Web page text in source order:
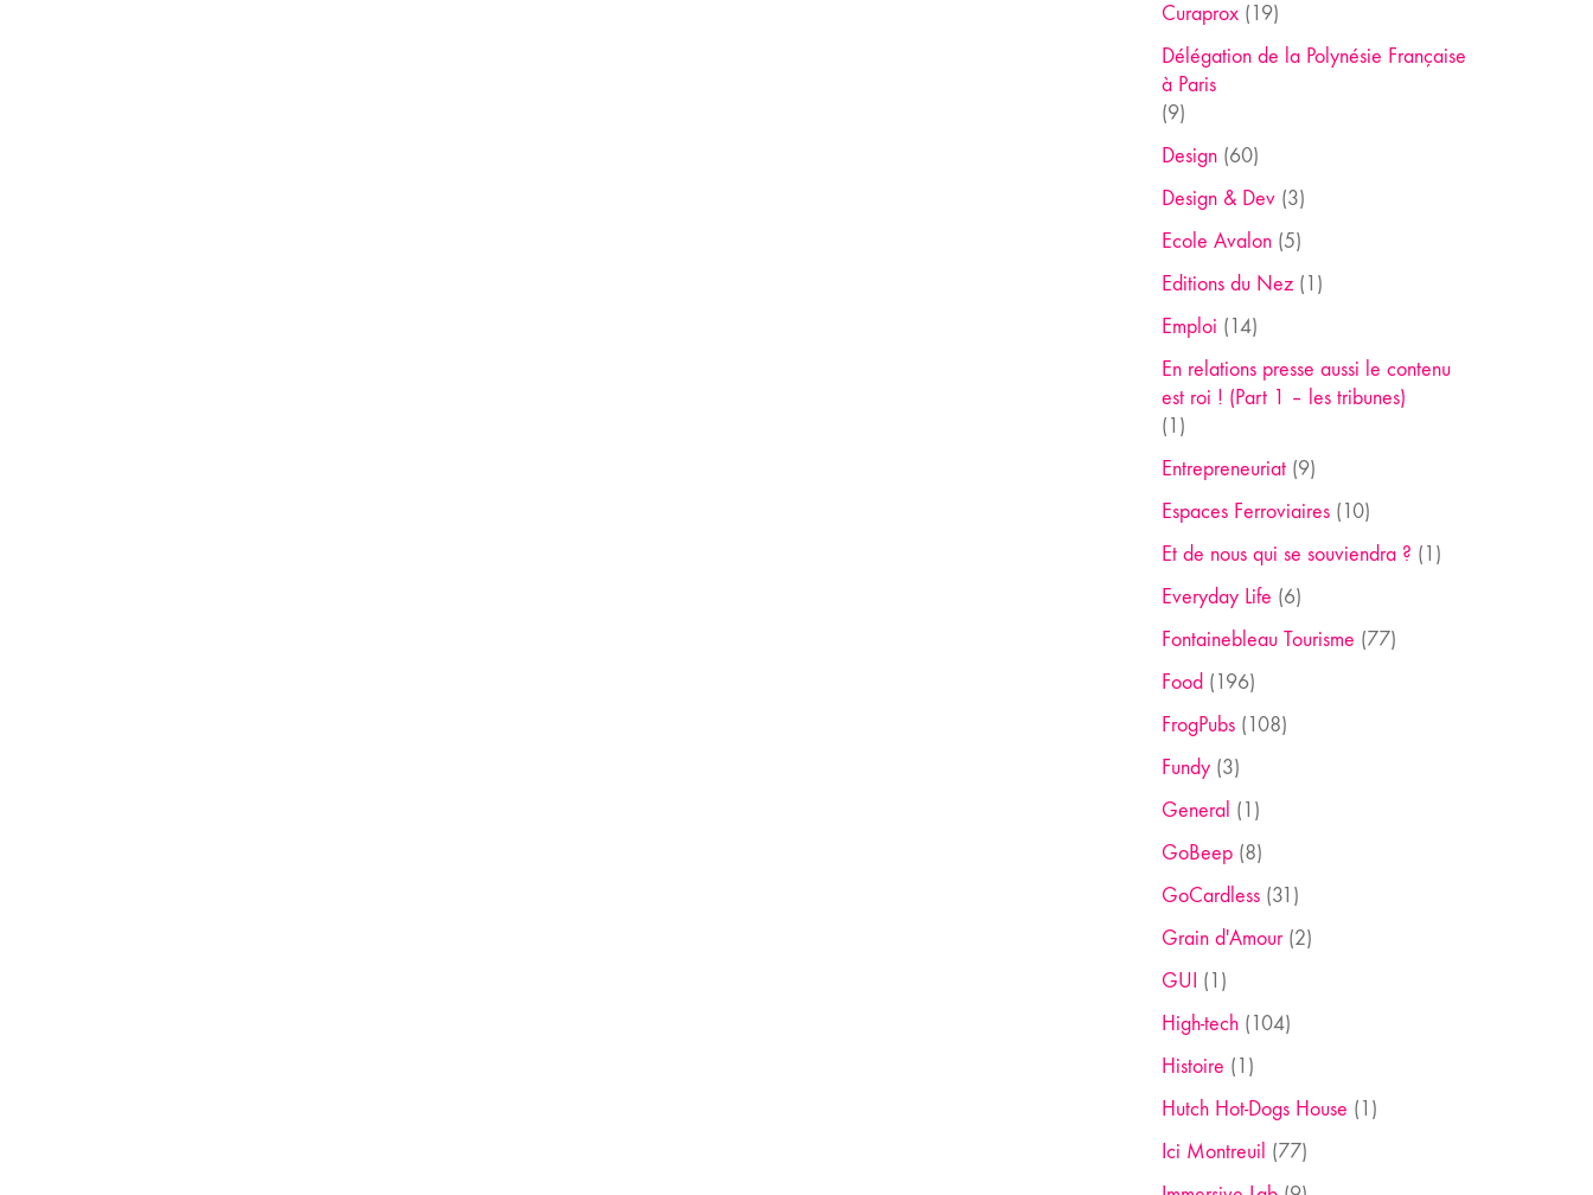
Curaprox(19)
Délégation de la Polynésie Française
à Paris
(9)
Design(60)
Design & Dev(3)
Ecole Avalon(5)
Editions du Nez(1)
Emploi (14)
En relations presse aussi le contenu
est roi ! (Part 1 – les tribunes)
(1)
Entrepreneuriat(9)
Espaces Ferroviaires(10)
Et de nous qui se souviendra ? (1)
Everyday Life (6)
Fontainebleau Tourisme (77)
Food (196)
FrogPubs(108)
Fundy(3)
General (1)
GoBeep(8)
GoCardless(31)
Grain d'Amour(2)
GUI (1)
High-tech(104)
Histoire (1)
Hutch Hot-Dogs House (1)
Ici Montreuil (77)